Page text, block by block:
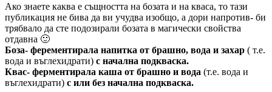
Ако знаете каква е същността на бозата и на кваса, то тази
публикация не бива да ви учудва изобщо, а дори напротив- би
трябвало да сте подозирали бозата в магически свойства
отдавна 🙂
Боза- ферементирала напитка от брашно, вода и захар ( т.е.
вода и въглехидрати) с начална подкваска.
Квас- ферментирала каша от брашно и вода (т.е. вода и
въглехидрати) с или без начална подкваска.